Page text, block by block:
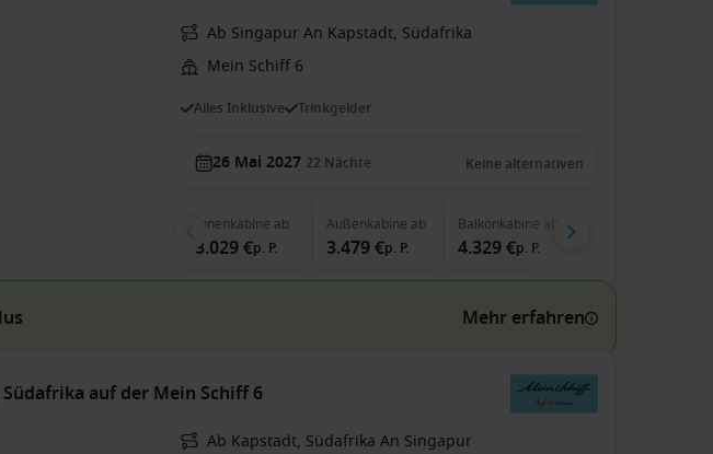
Ab Singapur An Kapstadt, Südafrika
Mein Schiff 6
Alles Inklusive Trinkgelder
26 Mai 2027 22 Nächte Keine alternativen
Innenkabine ab
3.029 €p. P.
Außenkabine ab
3.479 €p. P.
Balkonkabine ab
4.329 €p. P.
Mehr erfahren
auf der Mein Schiff 6
Ab Kapstadt, Südafrika An Singapur